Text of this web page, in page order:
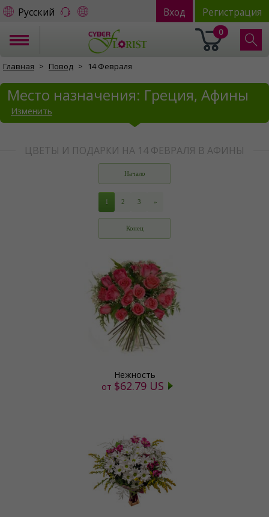
Русский Вход Регистрация
0
Главная Повод 14 Февраля
Место назначения: Греция, Афины
Изменить
ЦВЕТЫ И ПОДАРКИ НА 14 ФЕВРАЛЯ В АФИНЫ
Начало
1 2 3 »
Конец
Нежность
от $62.79 US